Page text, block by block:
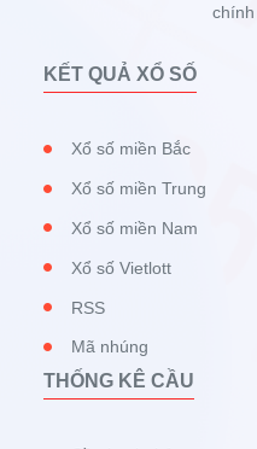
chính
KẾT QUẢ XỔ SỐ
Xổ số miền Bắc
Xổ số miền Trung
Xổ số miền Nam
Xổ số Vietlott
RSS
Mã nhúng
THỐNG KÊ CẦU